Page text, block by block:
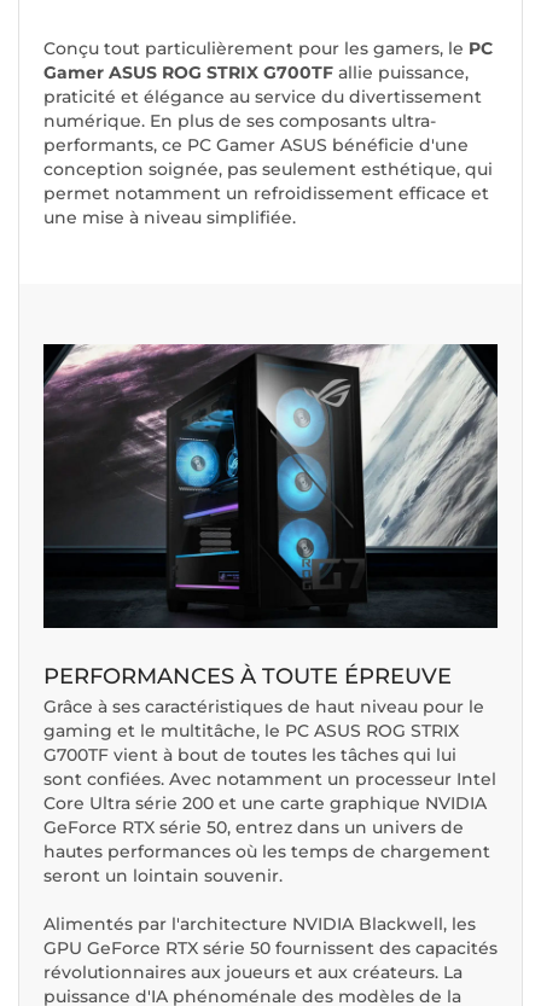
Conçu tout particulièrement pour les gamers, le PC
Gamer ASUS ROG STRIX G700TF allie puissance,
praticité et élégance au service du divertissement
numérique. En plus de ses composants ultra-
performants, ce PC Gamer ASUS bénéficie d'une
conception soignée, pas seulement esthétique, qui
permet notamment un refroidissement efficace et
une mise à niveau simplifiée.
PERFORMANCES À TOUTE ÉPREUVE
Grâce à ses caractéristiques de haut niveau pour le
gaming et le multitâche, le PC ASUS ROG STRIX
G700TF vient à bout de toutes les tâches qui lui
sont confiées. Avec notamment un processeur Intel
Core Ultra série 200 et une carte graphique NVIDIA
GeForce RTX série 50, entrez dans un univers de
hautes performances où les temps de chargement
seront un lointain souvenir.
Alimentés par l'architecture NVIDIA Blackwell, les
GPU GeForce RTX série 50 fournissent des capacités
révolutionnaires aux joueurs et aux créateurs. La
puissance d'IA phénoménale des modèles de la